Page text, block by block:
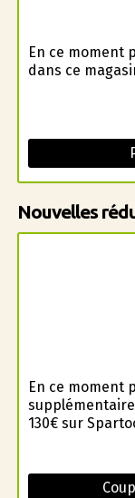
En ce moment
dans ce
Nouvelles
En ce moment
130€ sur